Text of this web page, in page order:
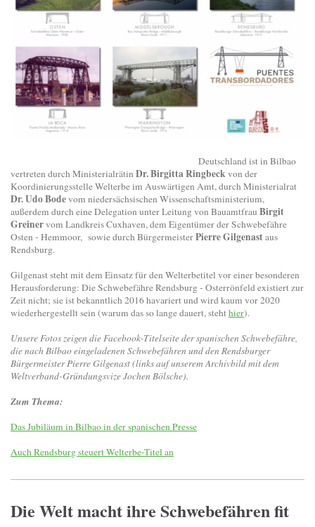
Deutschland ist in Bilbao
vertreten durch Ministerialrätin Dr. Birgitta Ringbeck von der
Koordinierungsstelle Welterbe im Auswärtigen Amt, durch Ministerialrat
Dr. Udo Bodevom niedersächsischen Wissenschaftsministerium,
außerdem durch eine Delegation unter Leitung von Bauamtfrau Birgit
Greinervom Landkreis Cuxhaven, dem Eigentümer der Schwebefähre
Osten - Hemmoor, sowie durch BürgermeisterPierre Gilgenastaus
Rendsburg.
Gilgenast steht mit dem Einsatz für den Welterbetitel vor einer besonderen
Herausforderung: Die Schwebefähre Rendsburg - Osterrönfeld existiert zur
Zeit nicht; sie ist bekanntlich 2016 havariert und wird kaum vor 2020
wiederhergestellt sein (warum das so lange dauert, stehthier).
Unsere Fotos zeigen die Facebook-Titelseite der spanischen Schwebefähre,
die nach Bilbao eingeladenen Schwebefähren und den Rendsburger
Bürgermeister Pierre Gilgenast (links auf unserem Archivbild mit dem
Weltverband-Gründungsvize Jochen Bölsche).
Zum Thema:
Das Jubiläum in Bilbao in der spanischen Presse
Auch Rendsburg steuert Welterbe-Titel an
Die Welt macht ihre Schwebefähren fit